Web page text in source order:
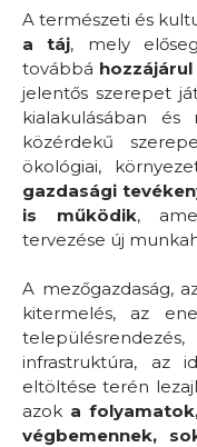
A természeti és
a táj, mely
továbbá
jelentős szerepet
kialakulásában
közérdekű
ökológiai,
gazdasági
is működik,
tervezése új
A mezőgazdaság,
kitermelés, az
infrastruktúra, az
eltöltése terén
azok a
végbemennek,